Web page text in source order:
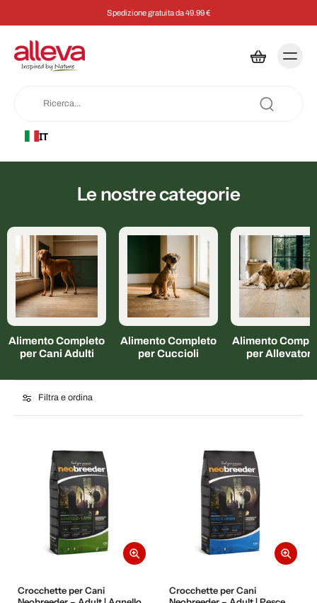
Spedizione gratuita da 49.99 €
IT
Le nostre categorie
Alimento Completo
per Cani Adulti
Alimento Completo
per Cuccioli
Alimento
per Allevatori
Filtra e ordina
Crocchette per Cani
Crocchette per Cani